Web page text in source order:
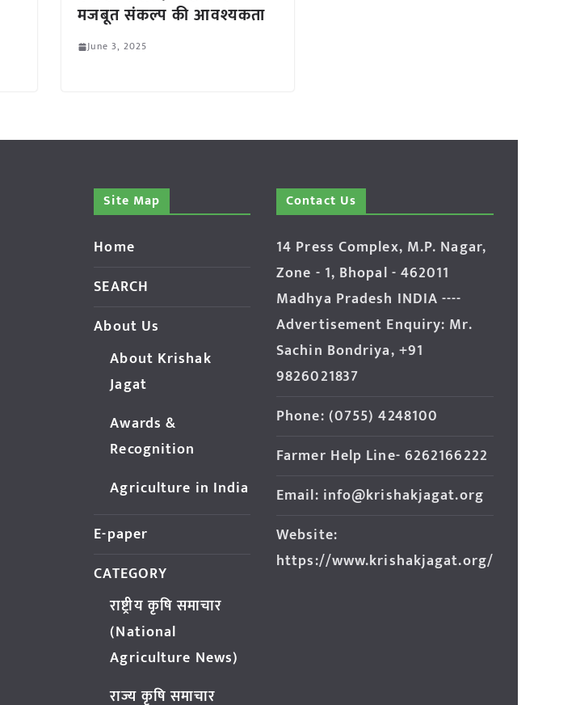
मजबूत संकल्प की आवश्यकता
June 3, 2025
Site Map
Home
SEARCH
About Us
About Krishak
Jagat
Awards &
Recognition
Agriculture in India
E-paper
CATEGORY
राष्ट्रीय कृषि समाचार
(National
Agriculture News)
राज्य कृषि समाचार
Contact Us
14 Press Complex, M.P. Nagar,
Zone - 1, Bhopal - 462011
Madhya Pradesh INDIA ----
Advertisement Enquiry: Mr.
Sachin Bondriya, +91
9826021837
Phone: (0755) 4248100
Farmer Help Line- 6262166222
Email: info@krishakjagat.org
Website:
https://www.krishakjagat.org/